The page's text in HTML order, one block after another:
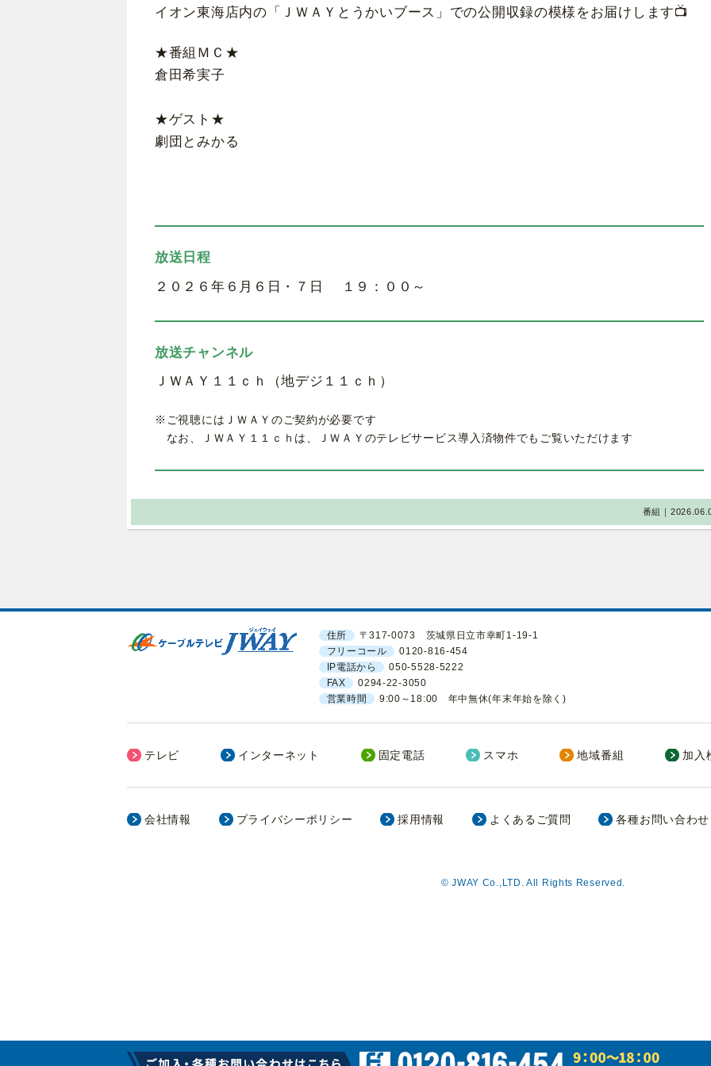
イオン東海店内の「ＪＷＡＹとうかいブース」での公開収録の模様をお届けします📺
★番組ＭＣ★
倉田希実子
★ゲスト★
劇団とみかる
放送日程
２０２６年６月６日・７日 １９：００～
放送チャンネル
ＪＷＡＹ１１ｃｈ（地デジ１１ｃｈ）
※ご視聴にはＪＷＡＹのご契約が必要です
なお、ＪＷＡＹ１１ｃｈは、ＪＷＡＹのテレビサービス導入済物件でもご覧いただけます
番組｜
住所
〒317-0073 茨城県日立市幸町1-19-1
フリーコール
0120-816-454
IP電話から
050-5528-5222
FAX
0294-22-3050
営業時間
9:00～18:00 年中無休(年末年始を除く)
テレビ インターネット 固定電話 スマホ 地域番組 加入
会社情報 プライバシーポリシー 採用情報 よくあるご質問 各種お問い合わせ
© JWAY Co.,LTD. All Rights Reserved.